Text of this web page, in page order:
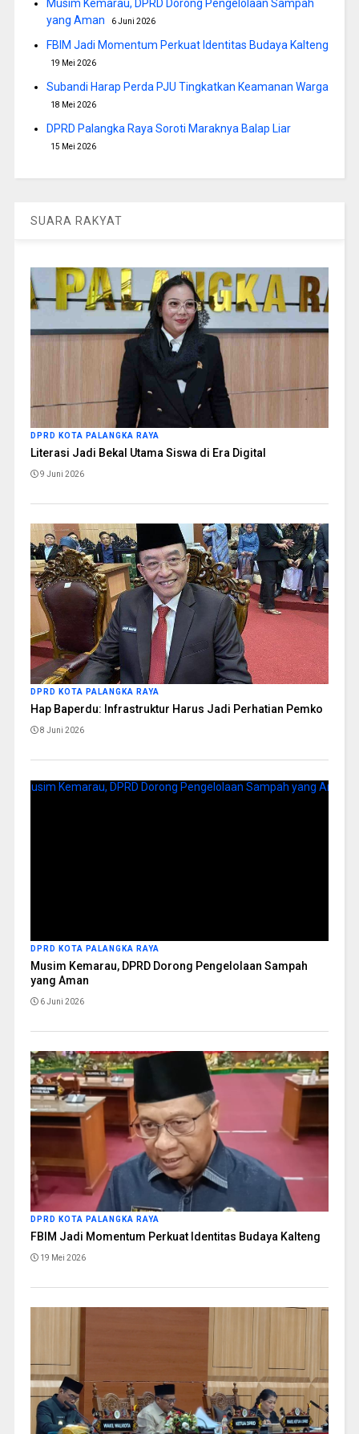
Musim Kemarau, DPRD Dorong Pengelolaan Sampah
yang Aman
6 Juni 2026
FBIM Jadi Momentum Perkuat Identitas Budaya Kalteng
19 Mei 2026
Subandi Harap Perda PJU Tingkatkan Keamanan Warga
18 Mei 2026
DPRD Palangka Raya Soroti Maraknya Balap Liar
15 Mei 2026
SUARA RAKYAT
DPRD KOTA PALANGKA RAYA
Literasi Jadi Bekal Utama Siswa di Era Digital
9 Juni 2026
DPRD KOTA PALANGKA RAYA
Hap Baperdu: Infrastruktur Harus Jadi Perhatian Pemko
8 Juni 2026
DPRD KOTA PALANGKA RAYA
Musim Kemarau, DPRD Dorong Pengelolaan Sampah
yang Aman
6 Juni 2026
DPRD KOTA PALANGKA RAYA
FBIM Jadi Momentum Perkuat Identitas Budaya Kalteng
19 Mei 2026